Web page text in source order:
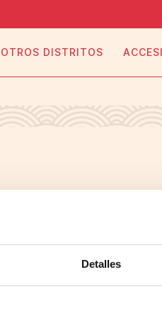
Detalles
OTROS DISTRITOS
S.A. Algunos derechos